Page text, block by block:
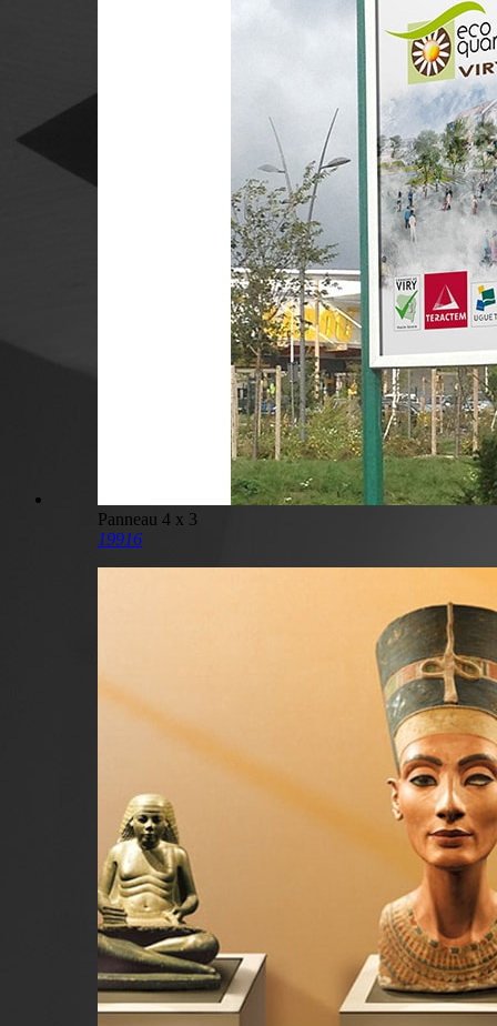
Panneau 4 x 3
19916